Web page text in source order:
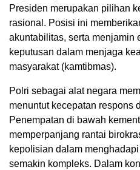
Presiden merupakan pilihan
rasional. Posisi ini
akuntabilitas, serta menjamin
keputusan dalam menjaga
masyarakat (kamtibmas).
Polri sebagai alat negara
menuntut kecepatan respons
Penempatan di bawah
memperpanjang rantai
kepolisian dalam
semakin kompleks. Dalam